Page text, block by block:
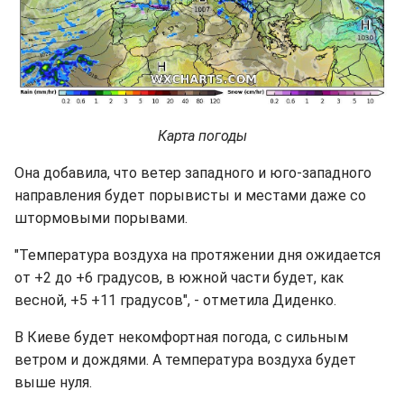
Карта погоды
Она добавила, что ветер западного и юго-западного
направления будет порывисты и местами даже со
штормовыми порывами.
"Температура воздуха на протяжении дня ожидается
от +2 до +6 градусов, в южной части будет, как
весной, +5 +11 градусов", - отметила Диденко.
В Киеве будет некомфортная погода, с сильным
ветром и дождями. А температура воздуха будет
выше нуля.